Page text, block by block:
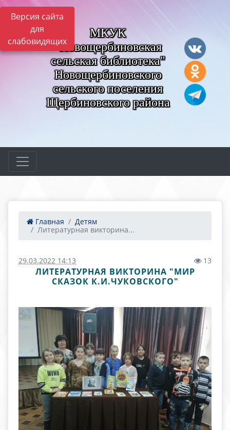
Версия сайта
для
слабовидящих
МКУК
"Новощербиновская
сельская библиотека"
Новощербиновского
сельского поселения
Щербиновского района
Главная
Детям
Литературная викторина...
29.03.2022 14:13 13
ЛИТЕРАТУРНАЯ ВИКТОРИНА "МИР
СКАЗОК К.И.ЧУКОВСКОГО"